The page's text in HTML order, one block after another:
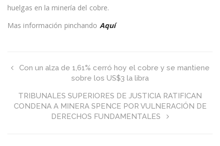
huelgas en la minería del cobre.
Mas información pinchando Aquí
Con un alza de 1,61% cerró hoy el cobre y se mantiene
sobre los US$3 la libra
TRIBUNALES SUPERIORES DE JUSTICIA RATIFICAN
CONDENA A MINERA SPENCE POR VULNERACIÓN DE
DERECHOS FUNDAMENTALES